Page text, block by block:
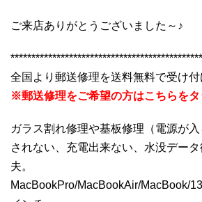
ご来店ありがとうございました～♪
全国より郵送修理を送料無料で受け付
※郵送修理をご希望の方はこちらをタ
ガラス割れ修理や基板修理（電源が
されない、充電出来ない、水没デー
夫。
MacBookPro/MacBookAir/MacBook/